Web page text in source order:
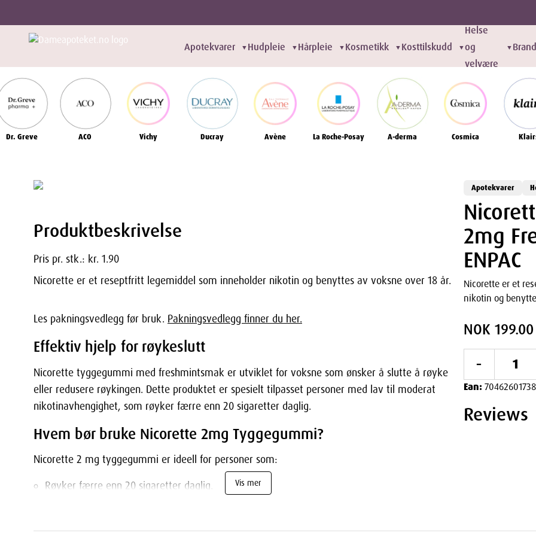
Apotekvarer ▼ Hudpleie ▼ Hårpleie ▼ Kosmetikk ▼ Kosttilskudd ▼
Helse
og
velvære
▼
Dr. Greve ACO Vichy Ducray Avène La Roche-Posay A-derma Cosmica
Produktbeskrivelse
Pris pr. stk.: kr. 1.90
Nicorette er et reseptfritt legemiddel som inneholder nikotin og benyttes av voksne over 18 år.
Les pakningsvedlegg før bruk. Pakningsvedlegg finner du her.
Effektiv hjelp for røykeslutt
Nicorette tyggegummi med freshmintsmak er utviklet for voksne som ønsker å slutte å røyke
eller redusere røykingen. Dette produktet er spesielt tilpasset personer med lav til moderat
nikotinavhengighet, som røyker færre enn 20 sigaretter daglig.
Hvem bør bruke Nicorette 2mg Tyggegummi?
Nicorette 2 mg tyggegummi er ideell for personer som:
Røyker færre enn 20 sigaretter daglig.
Vis mer
Apotekvarer
2mg
ENPAC
Nicorette er et
nikotin og
NOK 199.00
-
Ean:
Reviews